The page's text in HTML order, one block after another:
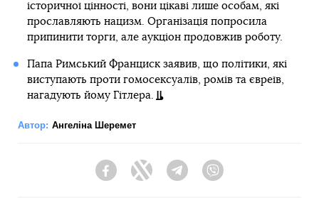
історичної цінності, вони цікаві лише особам, які
прославляють нацизм. Організація попросила
припинити торги, але аукціон продовжив роботу.
Папа Римський Франциск заявив, що політики, які
виступають проти гомосексуалів, ромів та євреїв,
нагадують йому Гітлера.
Автор: Ангеліна Шеремет
FacebookTwitter Telegram